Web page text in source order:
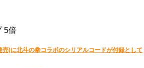
5倍
)に北斗の拳コラボのシリアルコードが付録として